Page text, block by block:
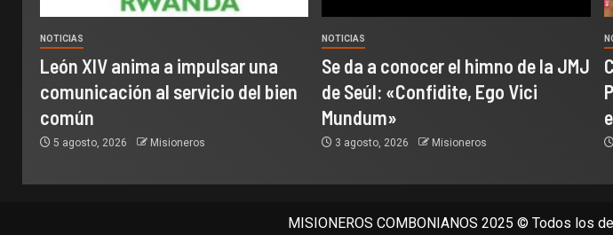
NOTICIAS
León XIV anima a impulsar una
comunicación al servicio del bien
común
5 agosto, 2026 Misioneros
NOTICIAS
Se da a conocer el himno de la JMJ
de Seúl: «Confidite, Ego Vici
Mundum»
3 agosto, 2026 Misioneros
MISIONEROS COMBONIANOS 2025 © Todos los